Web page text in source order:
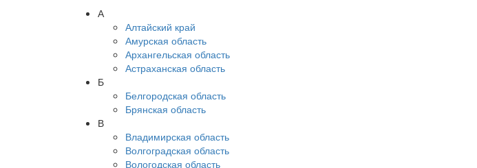
А
Алтайский край
Амурская область
Архангельская область
Астраханская область
Б
Белгородская область
Брянская область
В
Владимирская область
Волгоградская область
Вологодская область